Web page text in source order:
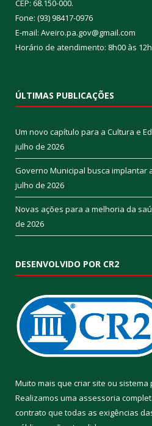
CEP: 68.150-000.
Fone: (93) 98417-0976
E-mail: Aveiro.pa.gov@gmail.com
Horário de atendimento: 8h00 às
ÚLTIMAS PUBLICAÇÕES
Um novo capítulo para a Cultura e
julho de 2026
Governo Municipal busca implantar
julho de 2026
Novas ações para a melhoria da
de 2026
DESENVOLVIDO POR CR2
Muito mais que criar site ou sistema
Realizamos uma assessoria
contrato que todas as exigências